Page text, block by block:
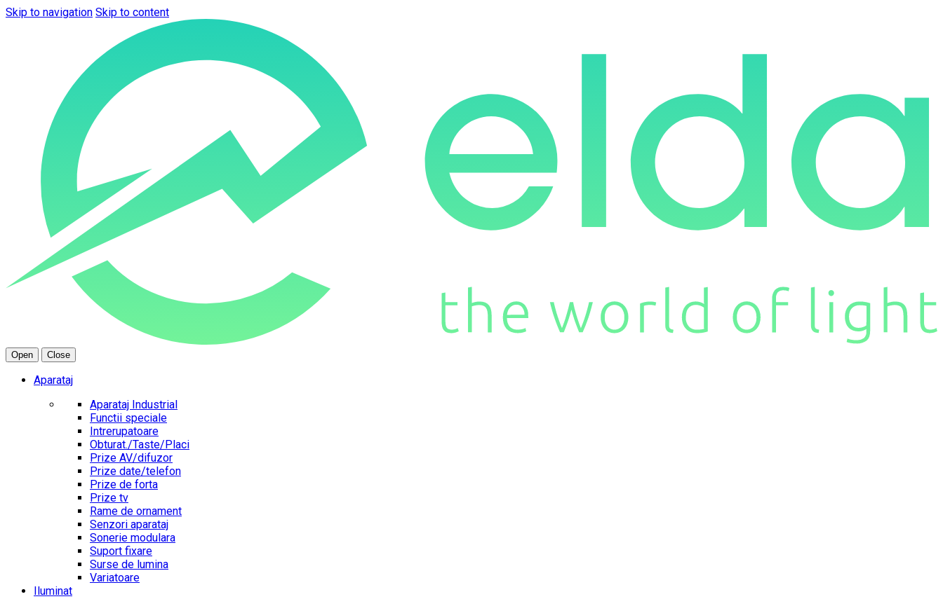
Skip to navigation Skip to content
Open Close
Aparataj
Aparataj Industrial
Functii speciale
Intrerupatoare
Obturat./Taste/Placi
Prize AV/difuzor
Prize date/telefon
Prize de forta
Prize tv
Rame de ornament
Senzori aparataj
Sonerie modulara
Suport fixare
Surse de lumina
Variatoare
Iluminat